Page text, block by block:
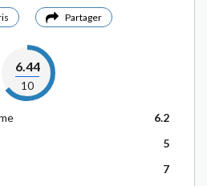
Partager
6.44
10
6.2
5
7